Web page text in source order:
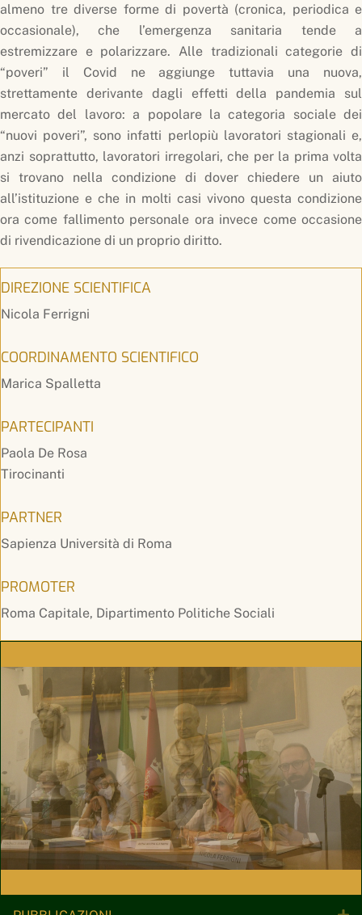
almeno tre diverse forme di povertà (cronica, periodica e
occasionale), che l’emergenza sanitaria tende a
estremizzare e polarizzare. Alle tradizionali categorie di
“poveri” il Covid ne aggiunge tuttavia una nuova,
strettamente derivante dagli effetti della pandemia sul
mercato del lavoro: a popolare la categoria sociale dei
“nuovi poveri”, sono infatti perlopiù lavoratori stagionali e,
anzi soprattutto, lavoratori irregolari, che per la prima volta
si trovano nella condizione di dover chiedere un aiuto
all’istituzione e che in molti casi vivono questa condizione
ora come fallimento personale ora invece come occasione
di rivendicazione di un proprio diritto.
DIREZIONE SCIENTIFICA
Nicola Ferrigni
COORDINAMENTO SCIENTIFICO
Marica Spalletta
PARTECIPANTI
Paola De Rosa
Tirocinanti
PARTNER
Sapienza Università di Roma
PROMOTER
Roma Capitale, Dipartimento Politiche Sociali